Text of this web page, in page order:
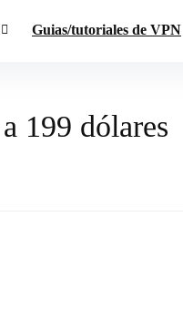
Guias/tutoriales de VPN
199 dólares